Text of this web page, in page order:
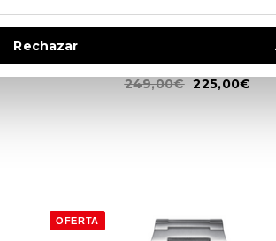
249,00€ 225,00€
OFERTA
Rechazar